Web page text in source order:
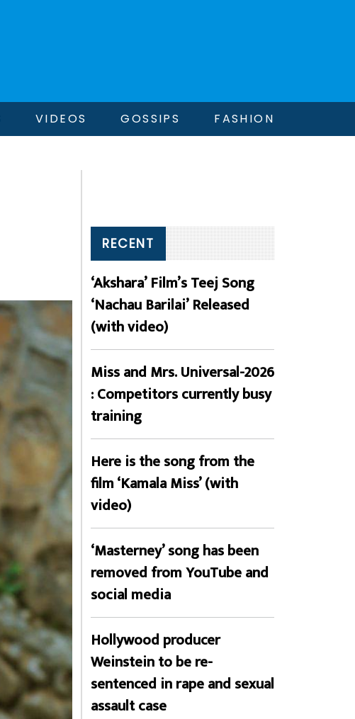
VIDEOS GOSSIPS FASHION
RECENT
‘Akshara’ Film’s Teej Song
‘Nachau Barilai’ Released
(with video)
Miss and Mrs. Universal-2026
: Competitors currently busy
training
Here is the song from the
film ‘Kamala Miss’ (with
video)
‘Masterney’ song has been
removed from YouTube and
social media
Hollywood producer
Weinstein to be re-
sentenced in rape and sexual
assault case